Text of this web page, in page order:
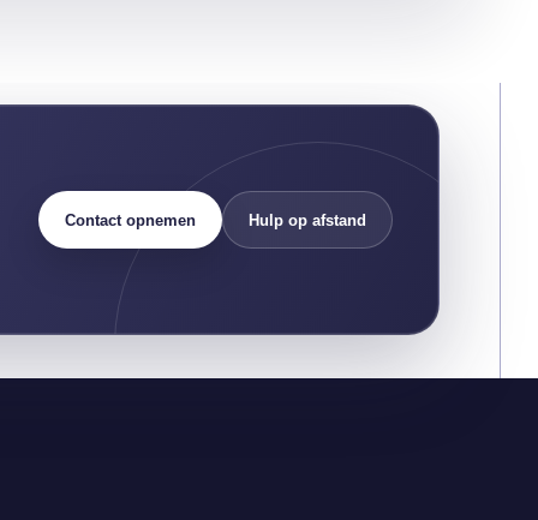
Contact opnemen Hulp op afstand